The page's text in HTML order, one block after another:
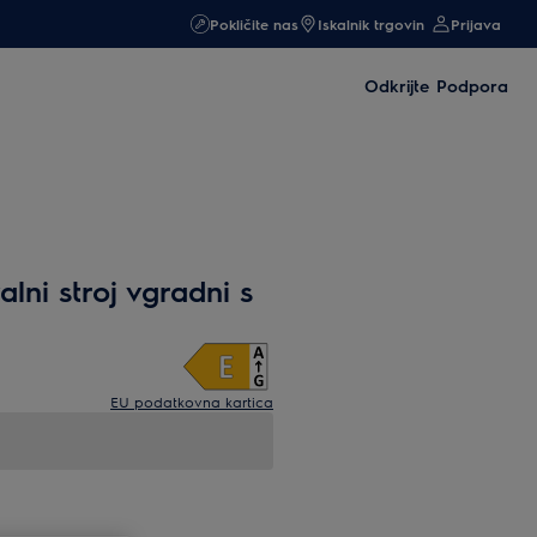
Pokličite nas Iskalnik trgovin Prijava
Odkrijte Podpora
stroj vgradni s
EU podatkovna kartica